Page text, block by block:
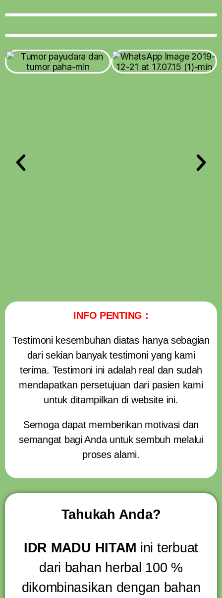
INFO PENTING :
Testimoni kesembuhan diatas hanya sebagian
dari sekian banyak testimoni yang kami
terima. Testimoni ini adalah real dan sudah
mendapatkan persetujuan dari pasien kami
untuk ditampilkan di website ini.
Semoga dapat memberikan motivasi dan
semangat bagi Anda untuk sembuh melalui
proses alami.
Tahukah Anda?
IDR MADU HITAM ini terbuat
dari bahan herbal 100 %
dikombinasikan dengan bahan